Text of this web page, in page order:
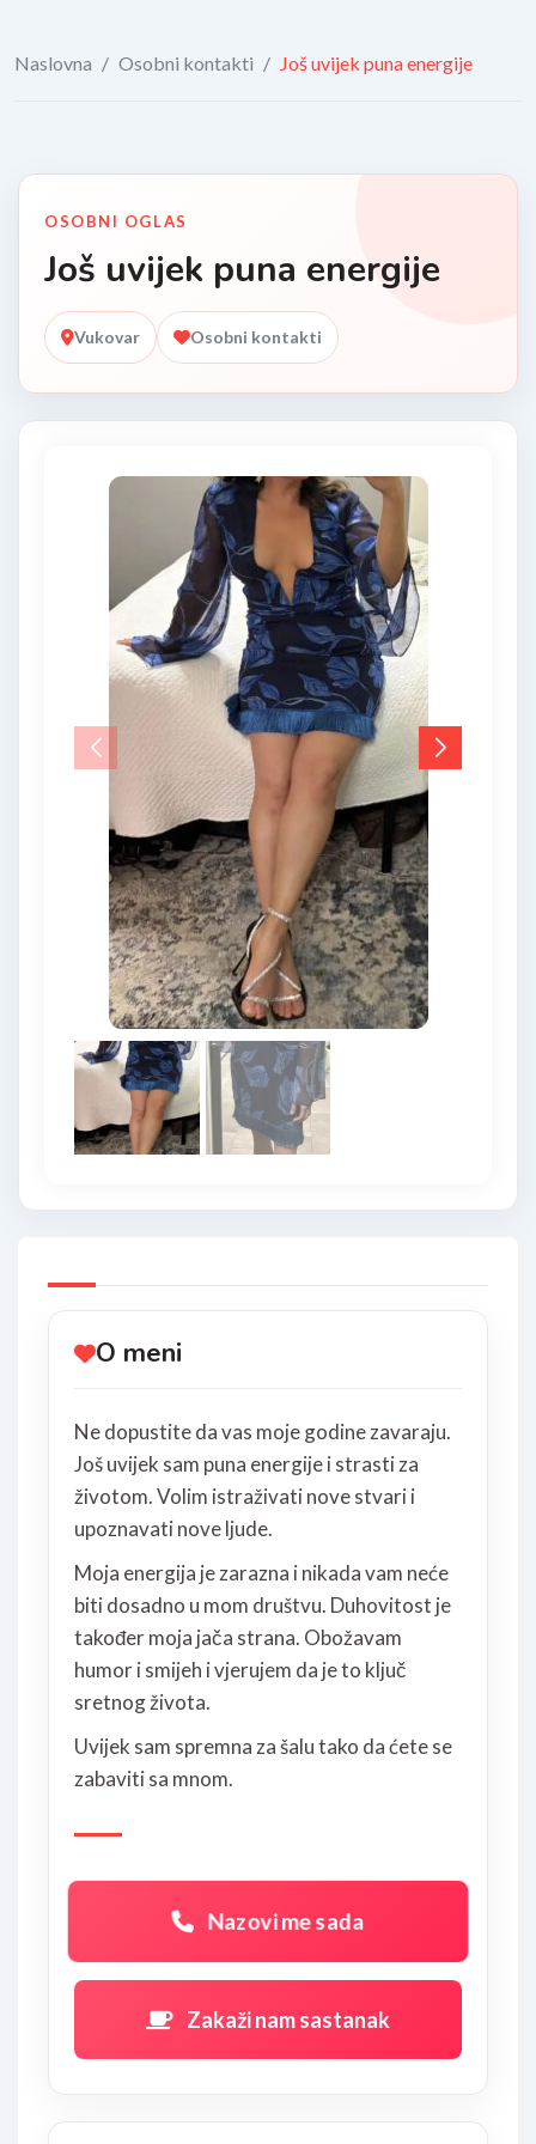
Naslovna / Osobni kontakti / Još uvijek puna energije
OSOBNI OGLAS
Još uvijek puna energije
Vukovar Osobni kontakti
O meni
Ne dopustite da vas moje godine zavaraju.
Još uvijek sam puna energije i strasti za
životom. Volim istraživati ​​nove stvari i
upoznavati nove ljude.
Moja energija je zarazna i nikada vam neće
biti dosadno u mom društvu. Duhovitost je
također moja jača strana. Obožavam
humor i smijeh i vjerujem da je to ključ
sretnog života.
Uvijek sam spremna za šalu tako da ćete se
zabaviti sa mnom.
Nazovi me sada
Zakaži nam sastanak